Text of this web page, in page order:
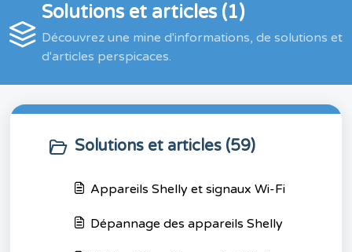
Solutions et articles (1)
Découvrez une mine d'informations, de solutions et
d'articles perspicaces.
Solutions et articles (59)
Appareils Shelly et signaux Wi-Fi
Dépannage des appareils Shelly